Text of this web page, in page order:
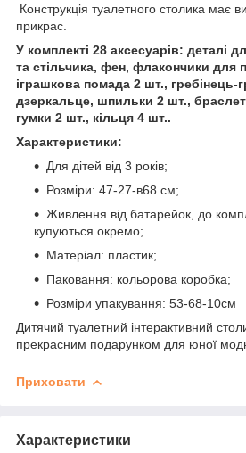
Конструкція туалетного столика має
прикрас.
У комплекті 28 аксесуарів: деталі
та стільчика, фен, флакончики для
іграшкова помада 2 шт., гребінець-
дзеркальце, шпильки 2 шт.,
гумки 2 шт., кільця 4 шт..
Характеристики:
Для дітей від 3 років;
Розміри: 47-27-в68 см;
Живлення від батарейок, до
купуються окремо;
Матеріал: пластик;
Паковання: кольорова коробка;
Розміри упакування: 53-68-10см
Дитячий туалетний інтерактивний
прекрасним подарунком для юної
Приховати
Характеристики